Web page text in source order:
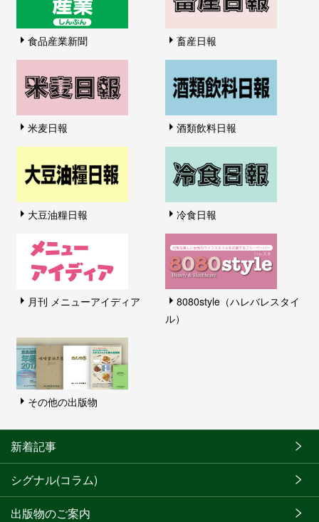
食品産業新聞 畜産日報
米麦日報 酒類飲料日報
大豆油糧日報 冷食日報
月刊 メニューアイディア
8080style（ハレバレスタイ
ル）
その他の出版物
新着記事
シグナル(コラム)
出版物のご案内